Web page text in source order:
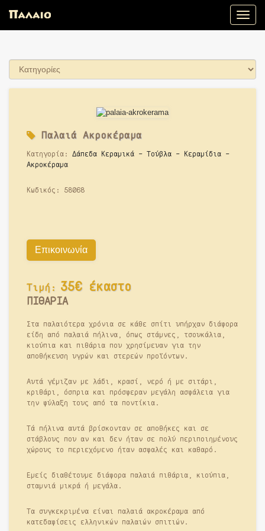
Toggle
Παλαιά Ακροκέραμα
Κατηγορία: Δάπεδα Κεραμικά - Τούβλα - Κεραμίδια -
Ακροκέραμα
Κωδικός: 58068
Επικοινωνία
Τιμή: 35€ έκαστο
ΠΙΘΑΡΙΑ
Στα παλαιότερα χρόνια σε κάθε σπίτι υπήρχαν διάφορα
είδη από παλαιά πήλινα, όπως στάμνες, τσουκάλια,
κιούπια και πιθάρια που χρησίμευαν για την
αποθήκευση υγρών και στερεών προϊόντων.
Αυτά γέμιζαν με λάδι, κρασί, νερό ή με σιτάρι,
κριθάρι, όσπρια και πρόσφεραν μεγάλη ασφάλεια για
την φύλαξη τους από τα ποντίκια.
Τά πήλινα αυτά βρίσκονταν σε αποθήκες και σε
στάβλους που αν και δεν ήταν σε πολύ περιποιημένους
χώρους το περιεχόμενο ήταν ασφαλές και καθαρό.
Εμείς διαθέτουμε διάφορα παλαιά πιθάρια, κιούπια,
σταμνιά μικρά ή μεγάλα.
Τα συγκεκριμένα είναι παλαιά ακροκέραμα από
κατεδαφίσεις ελληνικών παλαιών σπιτιών.